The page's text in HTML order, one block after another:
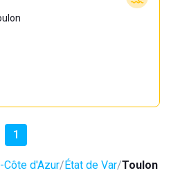
1
d'Azur État de Var Toulon